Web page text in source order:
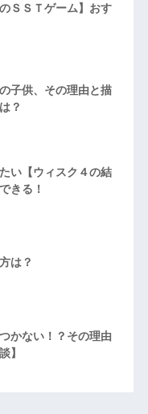
ＳＳＴゲーム】おす
子供、その理由と描
？
い【ウィスク４の結
きる！
は？
かない！？その理由
】